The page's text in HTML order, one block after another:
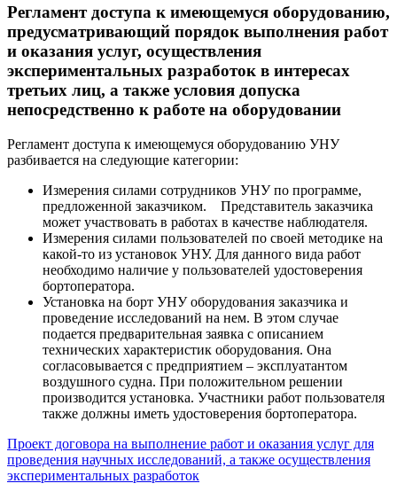
Регламент доступа к имеющемуся оборудованию,
предусматривающий порядок выполнения работ
и оказания услуг, осуществления
экспериментальных разработок в интересах
третьих лиц, а также условия допуска
непосредственно к работе на оборудовании
Регламент доступа к имеющемуся оборудованию УНУ
разбивается на следующие категории:
Измерения силами сотрудников УНУ по программе,
предложенной заказчиком. Представитель заказчика
может участвовать в работах в качестве наблюдателя.
Измерения силами пользователей по своей методике на
какой-то из установок УНУ. Для данного вида работ
необходимо наличие у пользователей удостоверения
бортоператора.
Установка на борт УНУ оборудования заказчика и
проведение исследований на нем. В этом случае
подается предварительная заявка с описанием
технических характеристик оборудования. Она
согласовывается с предприятием – эксплуатантом
воздушного судна. При положительном решении
производится установка. Участники работ пользователя
также должны иметь удостоверения бортоператора.
Проект договора на выполнение работ и оказания услуг для
проведения научных исследований, а также осуществления
экспериментальных разработок